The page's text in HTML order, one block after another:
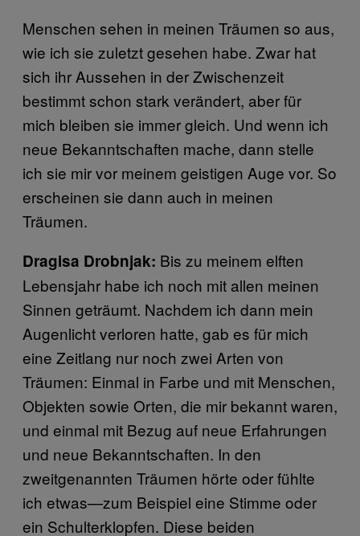
Menschen sehen in meinen Träumen so aus,
wie ich sie zuletzt gesehen habe. Zwar hat
sich ihr Aussehen in der Zwischenzeit
bestimmt schon stark verändert, aber für
mich bleiben sie immer gleich. Und wenn ich
neue Bekanntschaften mache, dann stelle
ich sie mir vor meinem geistigen Auge vor. So
erscheinen sie dann auch in meinen
Träumen.
Dragisa Drobnjak: Bis zu meinem elften
Lebensjahr habe ich noch mit allen meinen
Sinnen geträumt. Nachdem ich dann mein
Augenlicht verloren hatte, gab es für mich
eine Zeitlang nur noch zwei Arten von
Träumen: Einmal in Farbe und mit Menschen,
Objekten sowie Orten, die mir bekannt waren,
und einmal mit Bezug auf neue Erfahrungen
und neue Bekanntschaften. In den
zweitgenannten Träumen hörte oder fühlte
ich etwas—zum Beispiel eine Stimme oder
ein Schulterklopfen. Diese beiden